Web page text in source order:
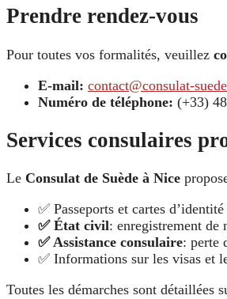
Prendre rendez-vous
Pour toutes vos formalités, veuillez
E-mail: contact@consulat-
Numéro de téléphone: (+33)
Services consulaires
Le Consulat de Suède à Nice
✅ Passeports et cartes d’identité
✅ État civil: enregistrement de
✅ Assistance consulaire: perte
✅ Informations sur les visas et
Toutes les démarches sont